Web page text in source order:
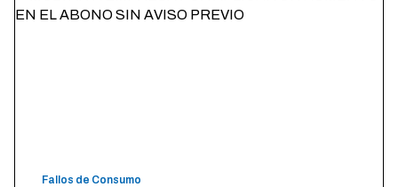
Fallos de Consumo